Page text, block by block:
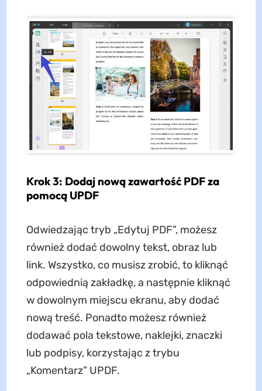
Krok 3: Dodaj nową zawartość PDF za
pomocą UPDF
Odwiedzając tryb „Edytuj PDF”, możesz
również dodać dowolny tekst, obraz lub
link. Wszystko, co musisz zrobić, to kliknąć
odpowiednią zakładkę, a następnie kliknąć
w dowolnym miejscu ekranu, aby dodać
nową treść. Ponadto możesz również
dodawać pola tekstowe, naklejki, znaczki
lub podpisy, korzystając z trybu
„Komentarz” UPDF.